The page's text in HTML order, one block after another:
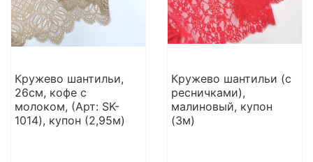
Кружево шантильи,
26см, кофе с
молоком, (Арт: SK-
1014), купон (2,95м)
Кружево шантильи (с
ресничками),
малиновый, купон
(3м)